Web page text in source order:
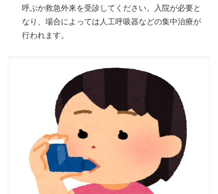
呼ぶか救急外来を受診してください。入院が必要と
なり、場合によっては人工呼吸器などの集中治療が
行われます。